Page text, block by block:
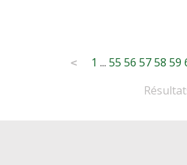
< 1 ... 55 56 5758 59